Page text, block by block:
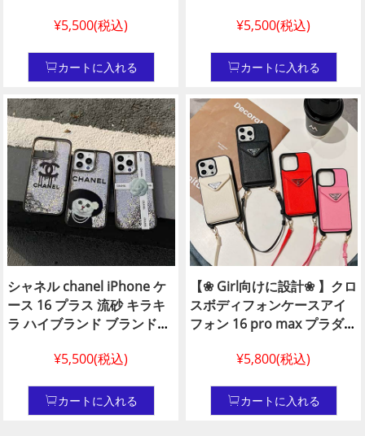
chanel アイフォン14 プロ
ースアイフォンdior 欧米風
15 プラス スマホケースアイ
フォン レザー 13 pro 12
plus ケース 革
¥5,500(税込)
カートに入れる
フォン 14 pro max chanel
14 pro カバー 発売日
chanelシャネル chanel 韓国
アイホン 14 pro max スマホ
ケース
¥5,500(税込)
カートに入れる
シャネル chanel iPhone ケ
ース 16 プラス 流砂 キラキ
ラ ハイブランド ブランドロ
スシャネル 安い アイフォン
アイフォーン 16 プラス アイ
ホン 15 ケース ブランドロゴ
¥5,500(税込)
カートに入れる
【❀ Girl向けに設計❀ 】クロ
スボディフォンケースアイ
フォン 16 pro max プラダ
イホン 手首バンド 14
pro/13/12
¥5,800(税込)
カートに入れる